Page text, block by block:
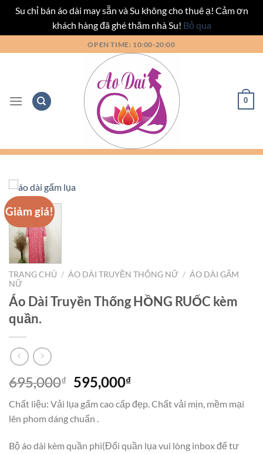
Su chỉ bán áo dài may sẵn và Su không cho thuê ạ! Cảm ơn
khách hàng đã ghé thăm nhà Su! Bỏ qua
qua
OPEN TIME: 10:00-20:00
0
Giảm giá!
TRANG CHỦ / ÁO DÀI TRUYỀN THỐNG NỮ / ÁO DÀI GẤM
NỮ
Áo Dài Truyền Thống HỒNG RUỐC kèm
quần.
695,000₫
Giá
gốc
là:
695,000₫.
595,000₫Giá
tại
595,000₫.
Chất liệu: Vải lụa gấm cao cấp đẹp. Chất vải mịn, mềm mại
lên phom dáng chuẩn .
Bộ áo dài kèm quần phi(Đổi quần lụa vui lòng inbox để tư